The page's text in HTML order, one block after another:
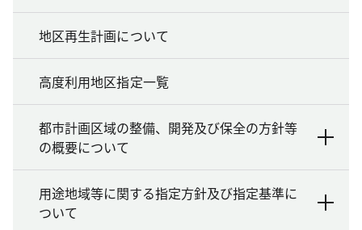
地区再生計画について
高度利用地区指定一覧
都市計画区域の整備、開発及び保全の方針等
の概要について
用途地域等に関する指定方針及び指定基準に
ついて